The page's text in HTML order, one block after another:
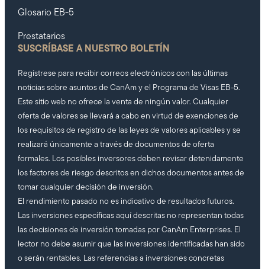
Glosario EB-5
Prestatarios
SUSCRÍBASE A NUESTRO BOLETÍN
Regístrese para recibir correos electrónicos con las últimas
noticias sobre asuntos de CanAm y el Programa de Visas EB-5.
Este sitio web no ofrece la venta de ningún valor. Cualquier
oferta de valores se llevará a cabo en virtud de exenciones de
los requisitos de registro de las leyes de valores aplicables y se
realizará únicamente a través de documentos de oferta
formales. Los posibles inversores deben revisar detenidamente
los factores de riesgo descritos en dichos documentos antes de
tomar cualquier decisión de inversión.
El rendimiento pasado no es indicativo de resultados futuros.
Las inversiones específicas aquí descritas no representan todas
las decisiones de inversión tomadas por CanAm Enterprises. El
lector no debe asumir que las inversiones identificadas han sido
o serán rentables. Las referencias a inversiones concretas